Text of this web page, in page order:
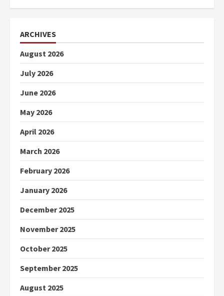
ARCHIVES
August 2026
July 2026
June 2026
May 2026
April 2026
March 2026
February 2026
January 2026
December 2025
November 2025
October 2025
September 2025
August 2025